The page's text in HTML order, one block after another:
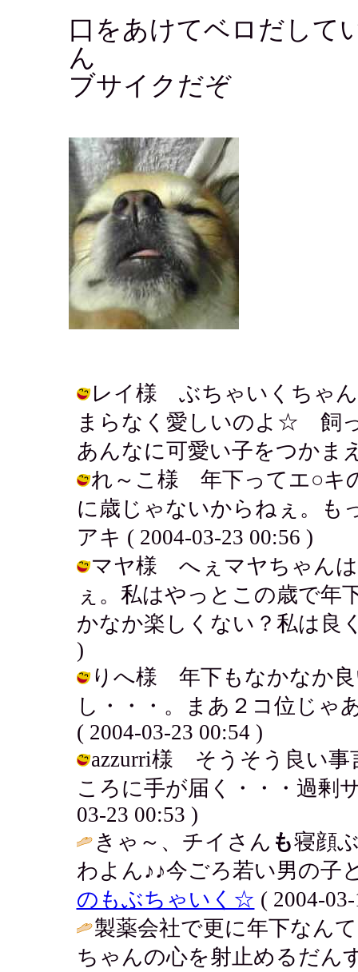
口をあけてベロだして
ん
ブサイクだぞ
レイ様 ぶちゃいくちゃ
まらなく愛しいのよ☆ 飼
あんなに可愛い子をつかま
れ～こ様 年下ってエ○キ
に歳じゃないからねぇ。も
アキ ( 2004-03-23 00:56 )
マヤ様 へぇマヤちゃんは
ぇ。私はやっとこの歳で年
かなか楽しくない？私は良
)
りへ様 年下もなかなか
し・・・。まあ２コ位じゃ
( 2004-03-23 00:54 )
azzurri様 そうそう良い事
ころに手が届く・・・過剰
03-23 00:53 )
きゃ～、チイさん も寝顔
わよん♪♪今ごろ若い男の子
のもぶちゃいく☆ ( 2004-
製薬会社で更に年下なん
ちゃんの心を射止めるだん